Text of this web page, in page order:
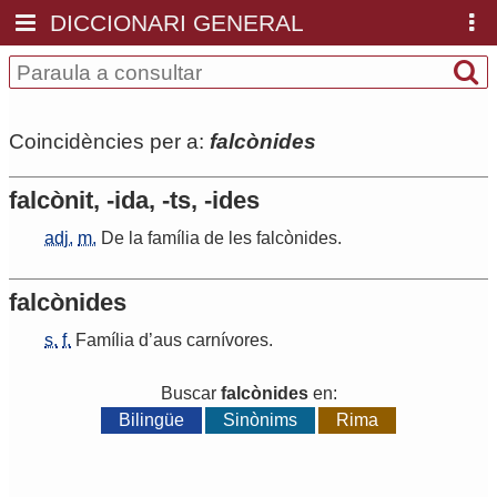
DICCIONARI GENERAL
Coincidències per a: falcònides
falcònit, -ida, -ts, -ides
adj. m. De la família de les falcònides.
falcònides
s. f. Família d’aus carnívores.
Buscar falcònidesen:
Bilingüe
Sinònims Rima